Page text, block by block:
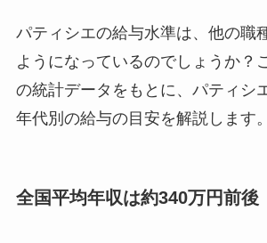
パティシエの給与水準は、他の職
ようになっているのでしょうか？​
の統計データをもとに、パティシ
年代別の給与の目安を解説します。
全国平均年収は約340万円前後